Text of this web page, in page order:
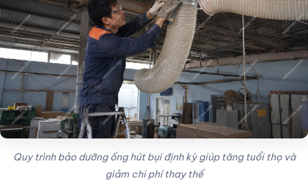
Quy trình bảo dưỡng ống hút bụi định kỳ giúp tăng tuổi thọ và
giảm chi phí thay thế